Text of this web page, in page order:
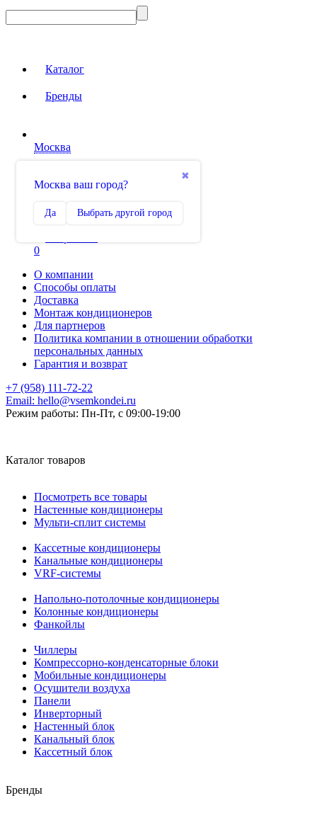
Каталог
Бренды
Москва
✖
Москва ваш город?
Да Выбрать другой город
Сравнение
0
О компании
Способы оплаты
Доставка
Монтаж кондиционеров
Для партнеров
Политика компании в отношении обработки
персональных данных
Гарантия и возврат
+7 (958) 111-72-22
Email: hello@vsemkondei.ru
Режим работы: Пн-Пт, с 09:00-19:00
Каталог товаров
Посмотреть все товары
Настенные кондиционеры
Мульти-сплит системы
Кассетные кондиционеры
Канальные кондиционеры
VRF-системы
Напольно-потолочные кондиционеры
Колонные кондиционеры
Фанкойлы
Чиллеры
Компрессорно-конденсаторные блоки
Мобильные кондиционеры
Осушители воздуха
Панели
Инверторный
Настенный блок
Канальный блок
Кассетный блок
Бренды